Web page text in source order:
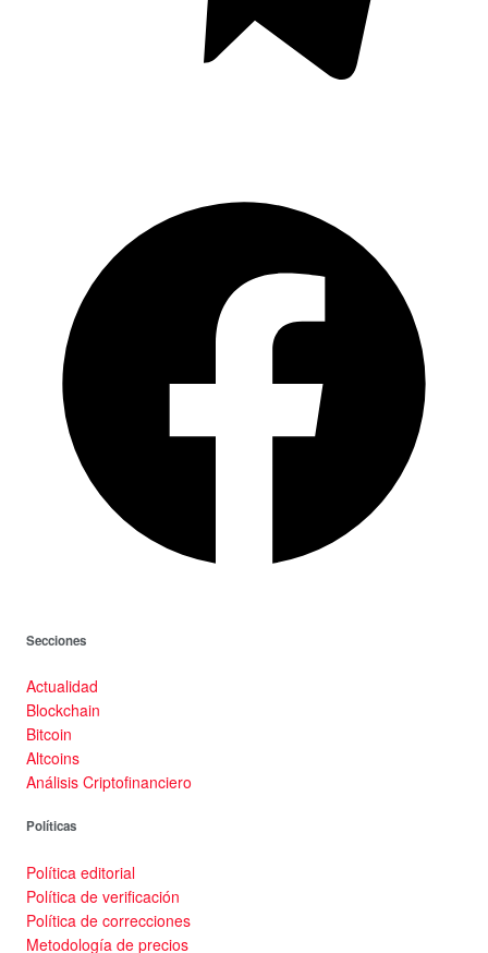
Secciones
Actualidad
Blockchain
Bitcoin
Altcoins
Análisis Criptofinanciero
Políticas
Política editorial
Política de verificación
Política de correcciones
Metodología de precios